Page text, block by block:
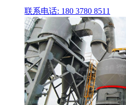
联系电话: 180 3780 8511